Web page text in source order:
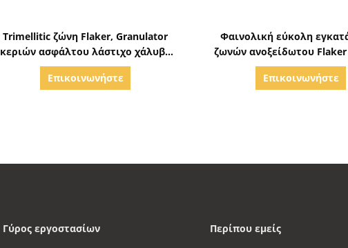
Trimellitic ζώνη Flaker, Granulator
κεριών ασφάλτου λάστιχο χάλυβα
ανυδριτών
Επικοινωνήστε
Φαινολική εύκολη
ζωνών ανοξείδωτου Flaker
χημική
Επικοινωνήστε
Γύρος εργοστασίων Περίπου εμείς